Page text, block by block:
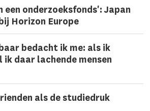
een onderzoeks­fonds': Japan
Horizon Europe
bedacht ik me: als ik
daar lachen­de mensen
als de studiedruk